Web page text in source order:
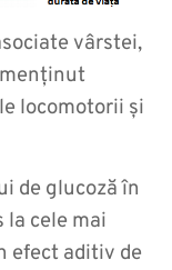
vârstei,
locomotorii și
de glucoză în
cele mai
efect aditiv de